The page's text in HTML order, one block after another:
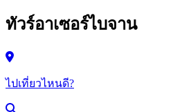
ทัวร์อาเซอร์ไบจาน
ไปเที่ยวไหนดี?